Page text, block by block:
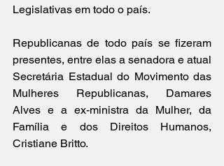
Legislativas em todo o país.
Republicanas de todo país se fizeram
presentes, entre elas a senadora e atual
Secretária Estadual do Movimento das
Mulheres Republicanas, Damares
Alves e a ex-ministra da Mulher, da
Família e dos Direitos Humanos,
Cristiane Britto.